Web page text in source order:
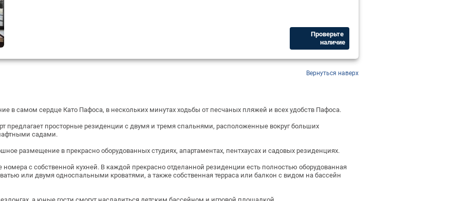
Проверьте ​
наличие
Вернуться наверх
в самом сердце Като Пафоса, в нескольких минутах ходьбы от песчаных пляжей и всех удобств Пафоса.
предлагает просторные резиденции с двумя и тремя спальнями, расположенные вокруг больших
садами.
размещение в прекрасно оборудованных студиях, апартаментах, пентхаусах и садовых резиденциях.
номера с собственной кухней. В каждой прекрасно отделанной резиденции есть полностью оборудованная
или двумя односпальными кроватями, а также собственная терраса или балкон с видом на бассейн